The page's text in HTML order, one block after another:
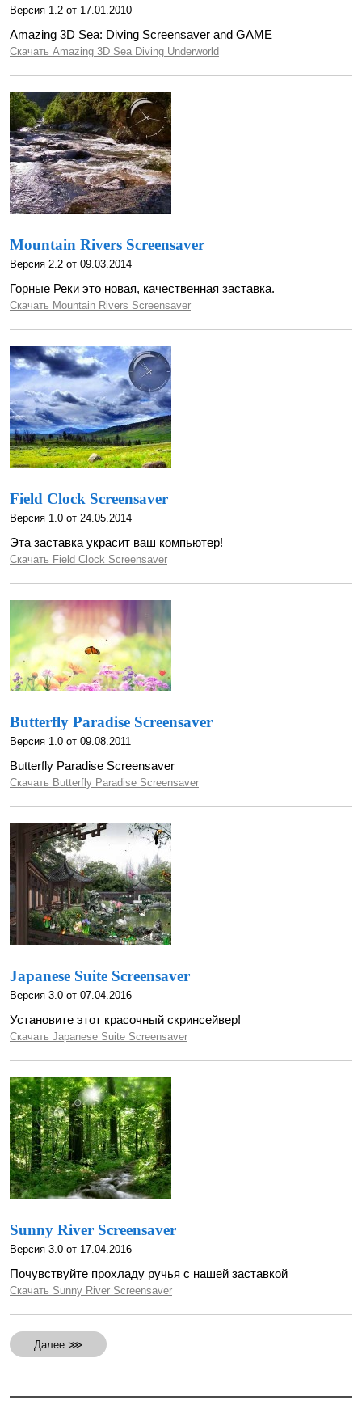
Версия 1.2 от 17.01.2010
Amazing 3D Sea: Diving Screensaver and GAME
Скачать Amazing 3D Sea Diving Underworld
Mountain Rivers Screensaver
Версия 2.2 от 09.03.2014
Горные Реки это новая, качественная заставка.
Скачать Mountain Rivers Screensaver
Field Clock Screensaver
Версия 1.0 от 24.05.2014
Эта заставка украсит ваш компьютер!
Скачать Field Clock Screensaver
Butterfly Paradise Screensaver
Версия 1.0 от 09.08.2011
Butterfly Paradise Screensaver
Скачать Butterfly Paradise Screensaver
Japanese Suite Screensaver
Версия 3.0 от 07.04.2016
Установите этот красочный скринсейвер!
Скачать Japanese Suite Screensaver
Sunny River Screensaver
Версия 3.0 от 17.04.2016
Почувствуйте прохладу ручья с нашей заставкой
Скачать Sunny River Screensaver
Далее ⋙